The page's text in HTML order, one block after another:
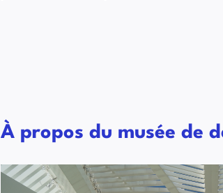
À propos du musée de